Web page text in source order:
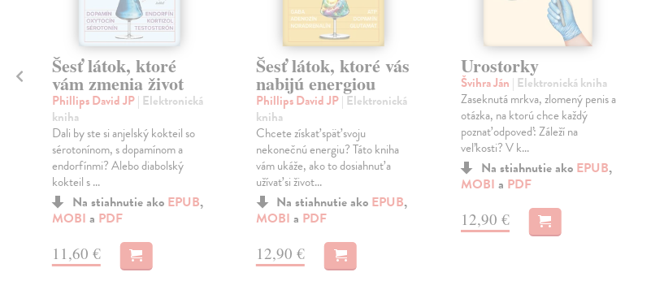
Šesť látok, ktoré
vám zmenia život
Phillips David JP| Elektronická
kniha
Dali by ste si anjelský kokteil so
sérotonínom, s dopamínom a
endorfínmi? Alebo diabolský
kokteil s ...
Na stiahnutie ako EPUB,
MOBI a PDF
11,60 €
Šesť látok, ktoré vás
nabijú energiou
Phillips David JP| Elektronická
kniha
Chcete získať späť svoju
nekonečnú energiu? Táto kniha
vám ukáže, ako to dosiahnuť a
užívať si život...
Na stiahnutie ako EPUB,
MOBI a PDF
12,90 €
Urostorky
Švihra Ján | Elektronická kniha
Zaseknutá mrkva, zlomený penis a
otázka, na ktorú chce každý
poznať odpoveď: Záleží na
veľkosti? V k...
Na stiahnutie ako EPUB,
MOBI a PDF
12,90 €